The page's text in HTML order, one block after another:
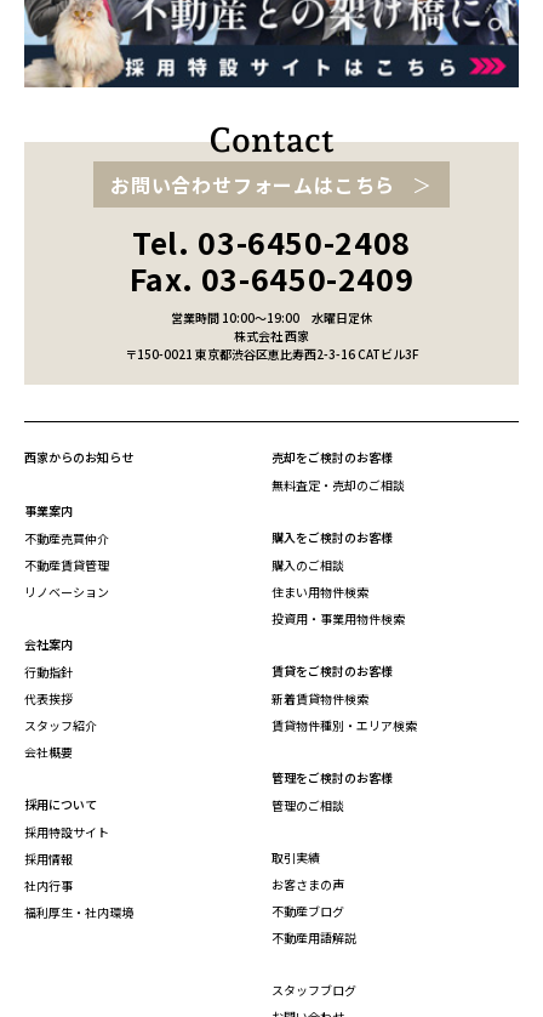
お問い合わせフォームはこちら
Tel. 03-6450-2408
Fax. 03-6450-2409
営業時間 10:00～19:00
水曜日定休
株式会社 西家
〒150-0021 東京都渋谷区恵比寿西2-3-16 CATビル3F
西家からのお知らせ
事業案内
不動産売買仲介
不動産賃貸管理
リノベーション
会社案内
行動指針
代表挨拶
スタッフ紹介
会社概要
採用について
採用特設サイト
採用情報
社内行事
福利厚生・社内環境
売却をご検討のお客様
無料査定・売却のご相談
購入をご検討のお客様
購入のご相談
住まい用物件検索
投資用・事業用物件検索
賃貸をご検討のお客様
新着賃貸物件検索
賃貸物件種別・エリア検索
管理をご検討のお客様
管理のご相談
取引実績
お客さまの声
不動産ブログ
不動産用語解説
スタッフブログ